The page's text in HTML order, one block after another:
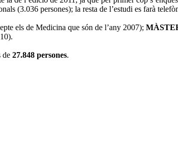
(3.036 persones); la resta de l’estudi es farà
els de Medicina que són de l’any 2007);
de 27.848 persones.